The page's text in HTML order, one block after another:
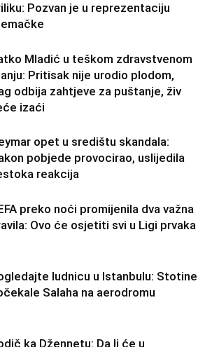
Pozvan je u reprezentaciju
Mladić u teškom zdravstvenom
Pritisak nije urodio plodom,
odbija zahtjeve za puštanje, živ
izaći
opet u središtu skandala:
pobjede provocirao, uslijedila
reakcija
preko noći promijenila dva važna
Ovo će osjetiti svi u Ligi prvaka
ludnicu u Istanbulu: Stotine
Salaha na aerodromu
ka Džennetu: Da li će u